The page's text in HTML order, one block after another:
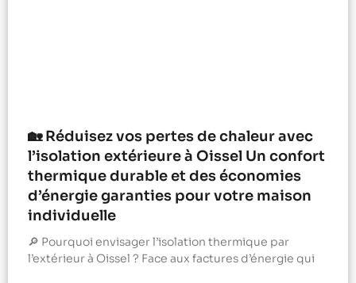
🏡 Réduisez vos pertes de chaleur avec
l’isolation extérieure à Oissel Un confort
thermique durable et des économies
d’énergie garanties pour votre maison
individuelle
🔎 Pourquoi envisager l’isolation thermique par
l’extérieur à Oissel ? Face aux factures d’énergie qui